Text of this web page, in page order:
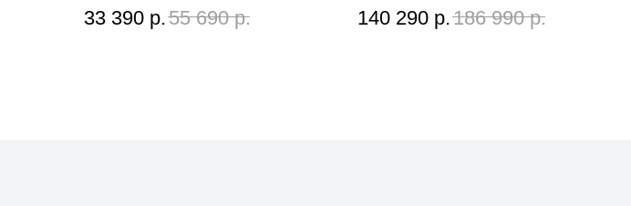
33 390 р.55 690 р. 140 290 р.186 990 р.